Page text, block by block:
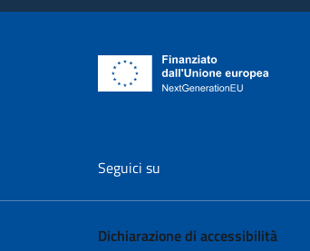
Seguici su
Dichiarazione di accessibilità